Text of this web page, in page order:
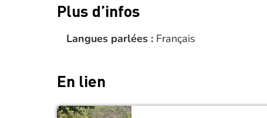
Plus d’infos
Langues parlées : Français
En lien